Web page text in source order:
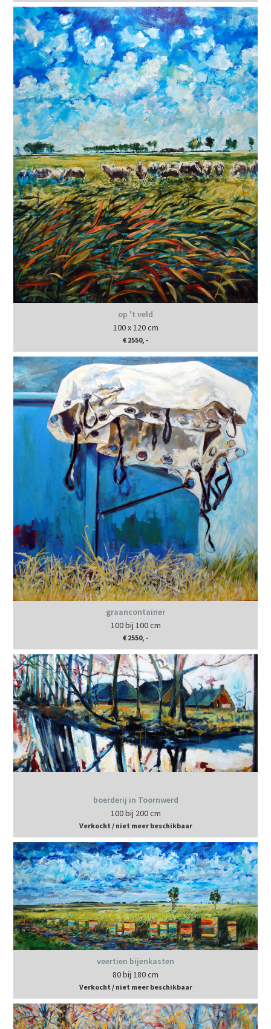
op 't veld
100 x 120 cm
€ 2550, -
graancontainer
100 bij 100 cm
€ 2550, -
boerderij in Toornwerd
100 bij 200 cm
Verkocht / niet meer beschikbaar
veertien bijenkasten
80 bij 180 cm
Verkocht / niet meer beschikbaar